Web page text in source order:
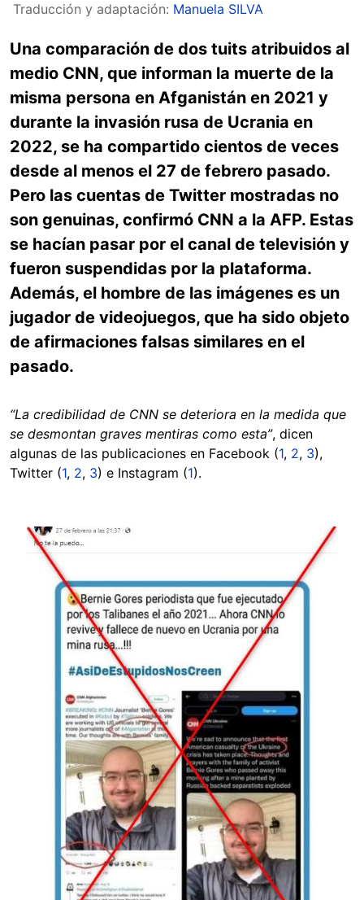
Traducción y adaptación: Manuela SILVA
Una comparación de dos tuits atribuidos al
medio CNN, que informan la muerte de la
misma persona en Afganistán en 2021 y
durante la invasión rusa de Ucrania en
2022, se ha compartido cientos de veces
desde al menos el 27 de febrero pasado.
Pero las cuentas de Twitter mostradas no
son genuinas, confirmó CNN a la AFP. Estas
se hacían pasar por el canal de televisión y
fueron suspendidas por la plataforma.
Además, el hombre de las imágenes es un
jugador de videojuegos, que ha sido objeto
de afirmaciones falsas similares en el
pasado.
“La credibilidad de CNN se deteriora en la medida que
se desmontan graves mentiras como esta”, dicen
algunas de las publicaciones en Facebook (1, 2, 3),
Twitter (1, 2, 3) e Instagram (1).
Image